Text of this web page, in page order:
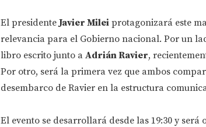
El presidente Javier Mileiprotagonizará este
relevancia para el Gobierno nacional. Por un
libro escrito junto a Adrián Ravier,
Por otro, será la primera vez que ambos
desembarco de Ravier en la estructura
El evento se desarrollará desde las 19:30 y